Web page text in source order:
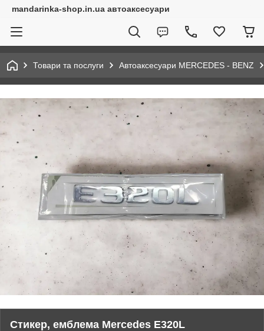
mandarinka-shop.in.ua автоаксесуари
Товари та послуги Автоаксесуари MERCEDES - BENZ
Стикер, емблема Mercedes E320L